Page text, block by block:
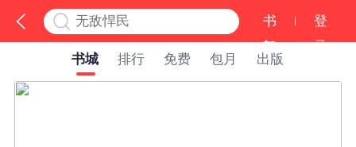
书
架
登
录
书城
排行 免费 包月 出版